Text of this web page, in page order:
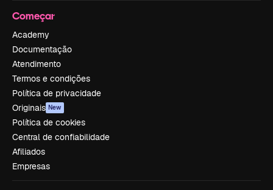
Começar
Academy
Documentação
Atendimento
Termos e condições
Política de privacidade
Originais New
Política de cookies
Central de confiabilidade
Afiliados
Empresas